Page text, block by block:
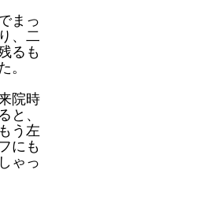
まっ
、二
るも
院時
と、
う左
にも
ゃっ